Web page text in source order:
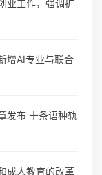
业工作，强调扩
增AI专业与联合
发布 十条语种轨
成人教育的改革